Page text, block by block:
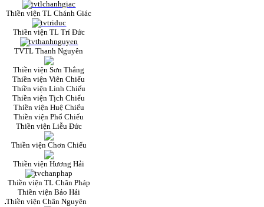
Thiền viện TL Chánh Giác
Thiền viện TL Trí Đức
TVTL Thanh Nguyên
Thiền viện Sơn Thắng
Thiền viện Viên Chiếu
Thiền viện Linh Chiếu
Thiền viện Tịch Chiếu
Thiền viện Huệ Chiếu
Thiền viện Phổ Chiếu
Thiền viện Liễu Đức
Thiền viện Chơn Chiếu
Thiền viện Hương Hải
Thiền viện TL Chân Pháp
Thiền viện Bảo Hải
Thiền viện Chân Nguyên